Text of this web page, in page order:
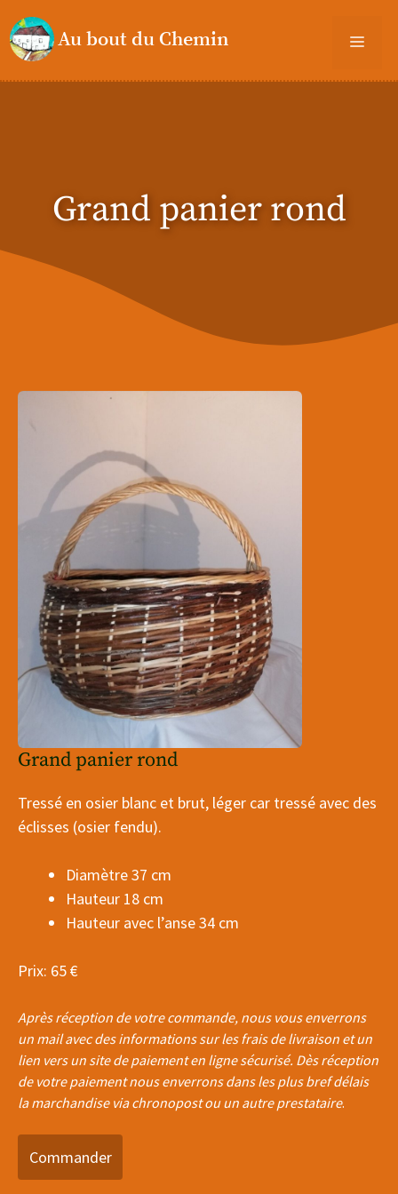
au
contenu
Grand panier rond
Grand panier rond
Tressé en osier blanc et brut, léger car tressé avec des
éclisses (osier fendu).
Diamètre 37 cm
Hauteur 18 cm
Hauteur avec l’anse 34 cm
Prix: 65 €
Après réception de votre commande, nous vous enverrons
un mail avec des informations sur les frais de livraison et un
lien vers un site de paiement en ligne sécurisé. Dès réception
de votre paiement nous enverrons dans les plus bref délais
la marchandise via chronopost ou un autre prestataire.
Commander